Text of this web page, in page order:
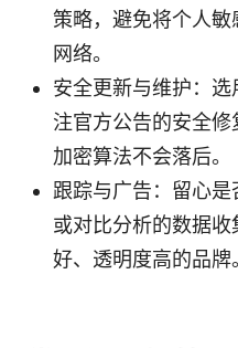
策略，避免将个人
网络。
安全更新与维护：
注官方公告的安全
加密算法不会落后。
跟踪与广告：留心
或对比分析的数据
好、透明度高的品牌